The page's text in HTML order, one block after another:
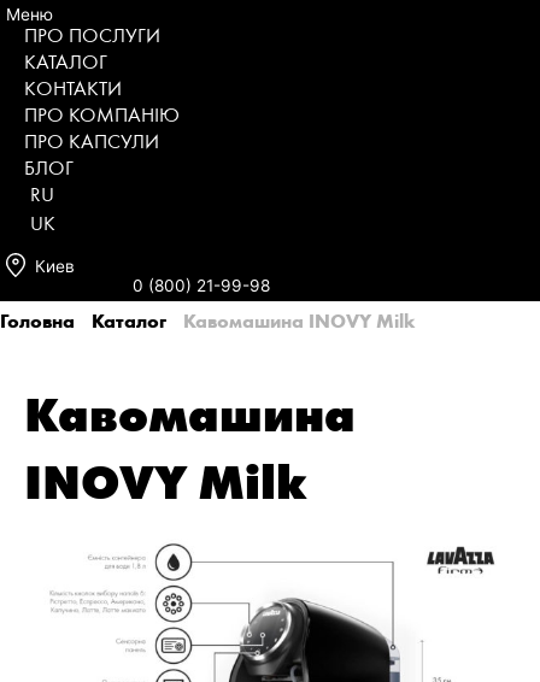
Меню
ПРО ПОСЛУГИ
КАТАЛОГ
KОНТАКТИ
ПРО КОМПАНІЮ
ПРО КАПСУЛИ
БЛОГ
RU
UK
Киев
0 (800) 21-99-98
Головна Каталог Кавомашина INOVY Milk
Кавомашина
INOVY Milk